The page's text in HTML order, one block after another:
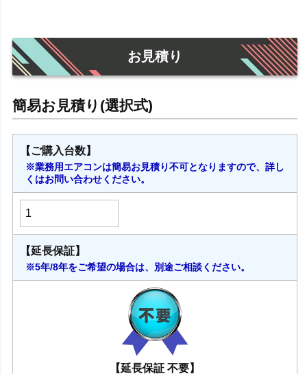
お見積り
【ご購入台数】
※業務用エアコンは簡易お見積り不可となりますので、詳し
くはお問い合わせください。
【延長保証】
※5年/8年をご希望の場合は、別途ご相談ください。
【延長保証 不要】